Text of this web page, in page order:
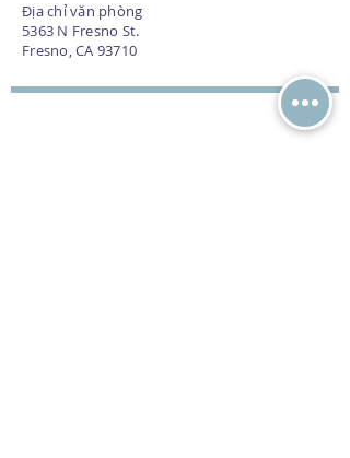
Địa chỉ văn phòng
5363 N Fresno St.
Fresno, CA 93710